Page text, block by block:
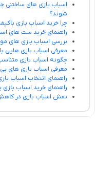
اسباب بازی های ساختنی
شوند؟
چرا خرید اسباب بازی
راهنمای خرید ست های
بررسی اسباب بازی های
معرفی اسباب بازی هایی
چگونه اسباب بازی
معرفی اسباب بازی های بی
راهنمای انتخاب اسباب
راهنمای خرید اسباب
نقش اسباب بازی در